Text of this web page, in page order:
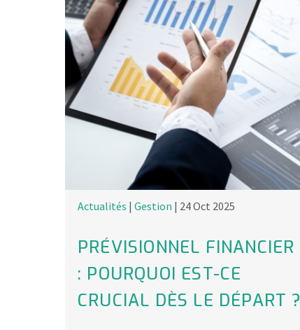
Actualités | Gestion | 24 Oct 2025
PRÉVISIONNEL FINANCIER
: POURQUOI EST-CE
CRUCIAL DÈS LE DÉPART ?